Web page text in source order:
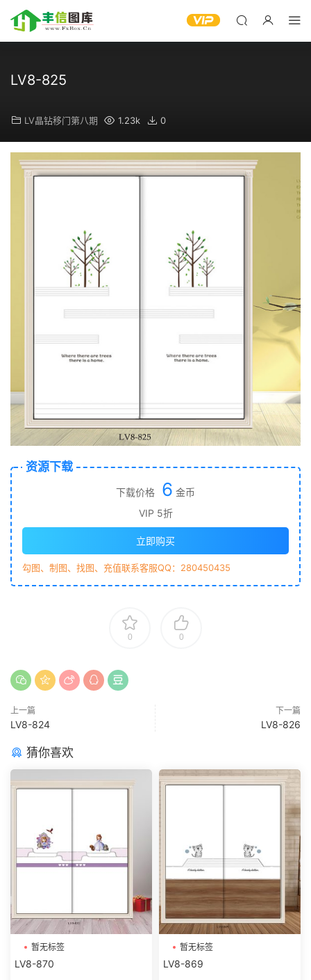
LV8-825
LV晶钻移门第八期 1.23k 0
资源下载
下载价格 6 金币
VIP 5折
立即购买
勾图、制图、找图、充值联系客服QQ：280450435
0 0
上一篇
LV8-824
下一篇
LV8-826
猜你喜欢
暂无标签
LV8-870
暂无标签
LV8-869